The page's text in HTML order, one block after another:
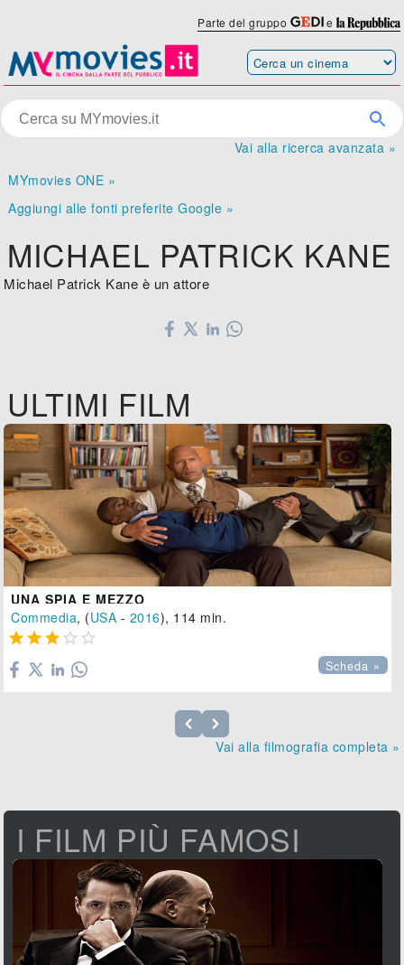
Parte del gruppo e
Vai alla ricerca avanzata »
MYmovies ONE »
Aggiungi alle fonti preferite Google »
MICHAEL PATRICK KANE
Michael Patrick Kane è un attore
ULTIMI FILM
UNA SPIA E MEZZO
Commedia, (USA - 2016), 114 min.
    
Scheda »
Vai alla filmografia completa »
I FILM PIÙ FAMOSI